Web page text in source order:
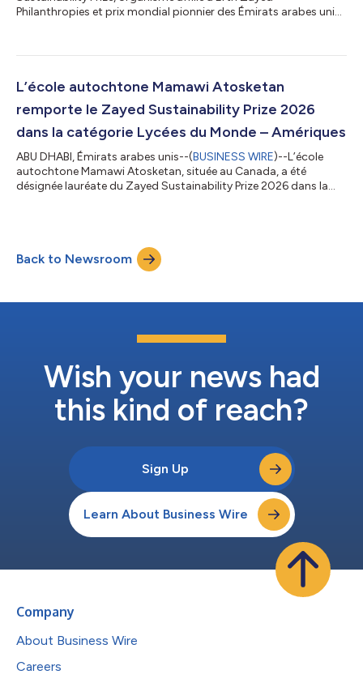
Philanthropies et prix mondial pionnier des Émirats arabes unis
et l'héritage du père fondateur des Émirats arabes unis, Cheikh
pour un monde plus inclusif et durable. Pour sa 18ème édition,
L’école autochtone Mamawi Atosketan
remporte le Zayed Sustainability Prize 2026
dans la catégorie Lycées du Monde – Amériques
ABU DHABI, Émirats arabes unis--(BUSINESS WIRE)--L’école
autochtone Mamawi Atosketan, située au Canada, a été
désignée lauréate du Zayed Sustainability Prize 2026 dans la
des communautés autochtones tout en revitalisant les savoirs
traditionnels et en promouvant l’éducation au développement
Back to Newsroom
Wish your news had
this kind of reach?
Sign Up
Learn About Business Wire
Company
About Business Wire
Careers